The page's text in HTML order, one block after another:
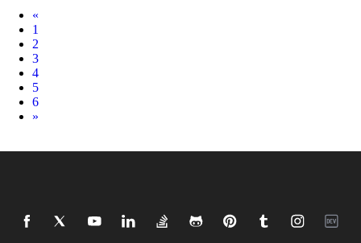
«
1
2
3
4
5
6
Next
»